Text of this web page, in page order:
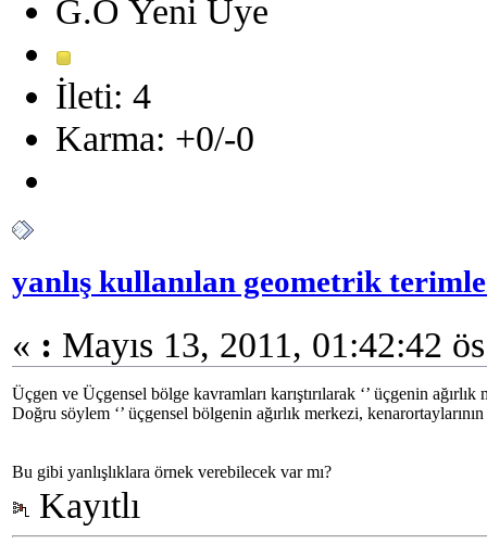
G.O Yeni Üye
İleti: 4
Karma: +0/-0
yanlış kullanılan geometrik
« : Mayıs 13, 2011, 01:42:42
Üçgen ve Üçgensel bölge kavramları karıştırılarak ‘’ üçgenin
Doğru söylem ‘’ üçgensel bölgenin ağırlık merkezi, kenarortaylarının
Bu gibi yanlışlıklara örnek verebilecek var mı?
Kayıtlı